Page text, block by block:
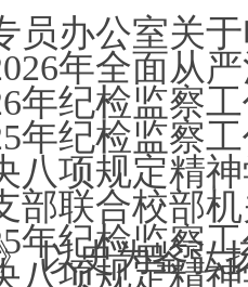
员办公室关
年全面从
年纪检监察
年纪检监察
八项规定精
部联合校部
以史为鉴弘
年纪检监察
八项规定精